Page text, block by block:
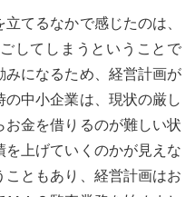
てるなかで感じたのは、
してしまうということで
になるため、経営計画が
中小企業は、現状の厳し
金を借りるのが難しい状
上げていくのかが見えな
ともあり、経営計画はお